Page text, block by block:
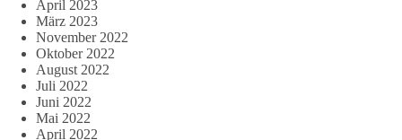
April 2023
März 2023
November 2022
Oktober 2022
August 2022
Juli 2022
Juni 2022
Mai 2022
April 2022